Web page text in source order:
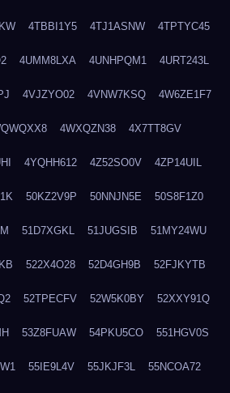
4TBBI1Y5 4TJ1ASNW 4TPTYC45
4UMM8LXA 4UNHPQM1 4URT243L
4VJZYO02 4VNW7KSQ 4W6ZE1F7
4WXQZN38 4X7TT8GV
4YQHH612 4Z52SO0V 4ZP14UIL
50KZ2V9P 50NNJN5E 50S8F1Z0
51D7XGKL 51JUGSIB 51MY24WU
522X4O28 52D4GH9B 52FJKYTB
52TPECFV 52W5K0BY 52XXY91Q
53Z8FUAW 54PKU5CO 551HGV0S
55IE9L4V 55JKJF3L 55NCOA72